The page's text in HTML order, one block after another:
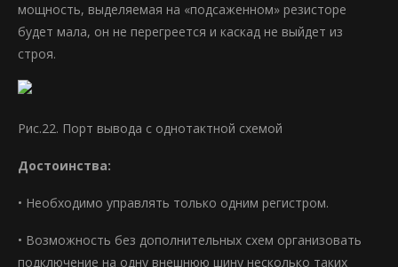
мощность, выделяемая на «подсаженном» резисторе
будет мала, он не перегреется и каскад не выйдет из
строя.
Рис.22. Порт вывода с однотактной схемой
Достоинства:
• Необходимо управлять только одним регистром.
• Возможность без дополнительных схем организовать
подключение на одну внешнюю шину несколько таких